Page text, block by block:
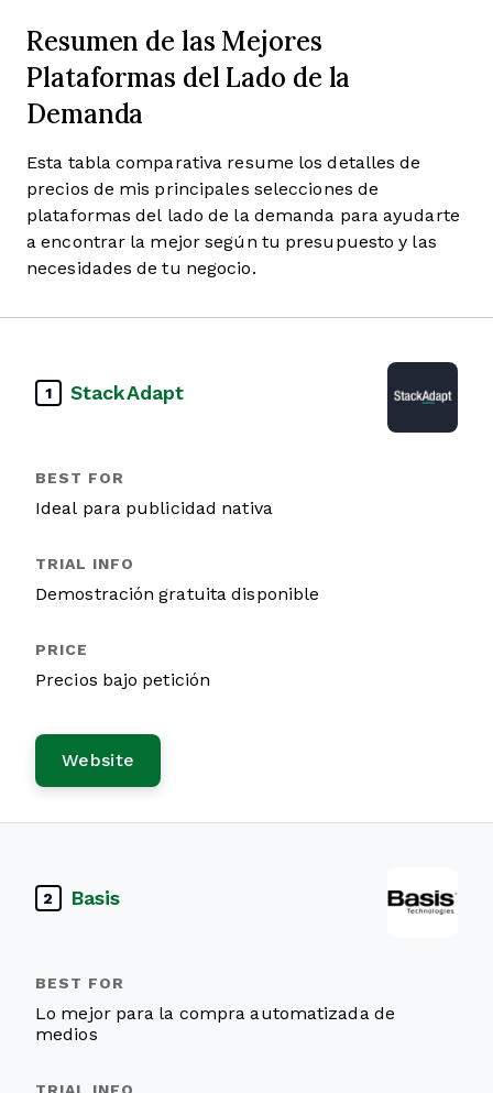
Resumen de las Mejores
Plataformas del Lado de la
Demanda
Esta tabla comparativa resume los detalles de
precios de mis principales selecciones de
plataformas del lado de la demanda para ayudarte
a encontrar la mejor según tu presupuesto y las
necesidades de tu negocio.
1 StackAdapt
Ideal para publicidad nativa
Demostración gratuita disponible
Precios bajo petición
Website
2 Basis
Lo mejor para la compra automatizada de
medios